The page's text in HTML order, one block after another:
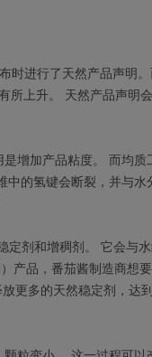
时进行了天然产品声明
所上升。 天然产品声明
增加产品粘度。 而均质
中的氢键会断裂，并与水
定剂和增稠剂。 它会与
产品，番茄酱制造商想
更多的天然稳定剂，达